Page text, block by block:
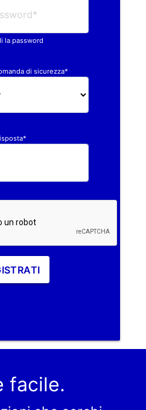
la password
di sicurezza*
facile.